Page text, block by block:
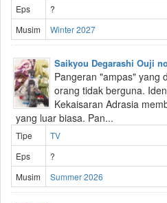
Eps
?
Musim
Winter 2027
Saikyou Degarashi Ouji
Pangeran "ampas" yang
orang tidak berguna.
Kekaisaran Adrasia
yang luar biasa. Pan...
Tipe
TV
Eps
?
Musim
Summer 2026